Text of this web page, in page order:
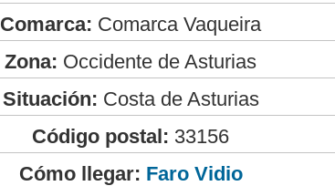
Comarca: Comarca Vaqueira
Zona: Occidente de Asturias
Situación: Costa de Asturias
Código postal: 33156
Cómo llegar: Faro Vidio